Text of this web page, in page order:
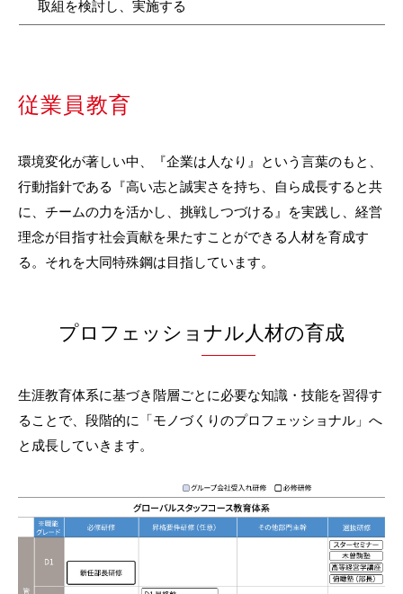
取組を検討し、実施する
従業員教育
環境変化が著しい中、『企業は人なり』という言葉のもと、
行動指針である『高い志と誠実さを持ち、自ら成長すると共
に、チームの力を活かし、挑戦しつづける』を実践し、経営
理念が目指す社会貢献を果たすことができる人材を育成す
る。それを大同特殊鋼は目指しています。
プロフェッショナル人材の育成
生涯教育体系に基づき階層ごとに必要な知識・技能を習得す
ることで、段階的に「モノづくりのプロフェッショナル」へ
と成長していきます。